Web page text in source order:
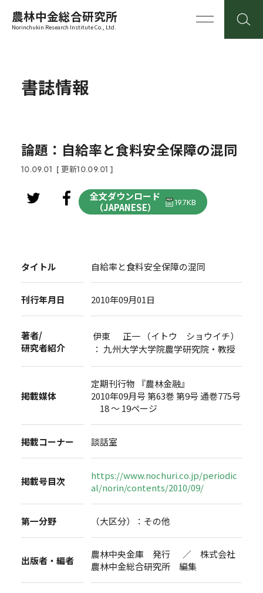
農林中金総合研究所
Norinchukin Research Institute Co., Ltd.
書誌情報
論題：自給率と食料安全保障の混同
10.09.01 [ 更新10.09.01 ]
全文ダウンロード
（JAPANESE）
19.7KB
タイトル 自給率と食料安全保障の混同
刊行年月日 2010年09月01日
著者/
研究者紹介
伊東 正一 （イトウ ショウイチ）
： 九州大学大学院農学研究院・教授
掲載媒体
定期刊行物 『農林金融』
2010年09月号 第63巻 第9号 通巻775号
18 ～ 19ページ
掲載コーナー 談話室
掲載号目次
https://www.nochuri.co.jp/periodic
al/norin/contents/2010/09/
第一分野 （大区分）：その他
出版者・編者
農林中央金庫 発行 ／ 株式会社
農林中金総合研究所 編集